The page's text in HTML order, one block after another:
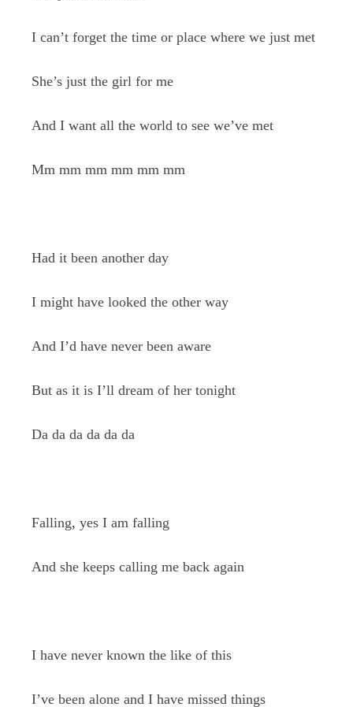
I can’t forget the time or place where we just met
She’s just the girl for me
And I want all the world to see we’ve met
Mm mm mm mm mm mm
Had it been another day
I might have looked the other way
And I’d have never been aware
But as it is I’ll dream of her tonight
Da da da da da da
Falling, yes I am falling
And she keeps calling me back again
I have never known the like of this
I’ve been alone and I have missed things